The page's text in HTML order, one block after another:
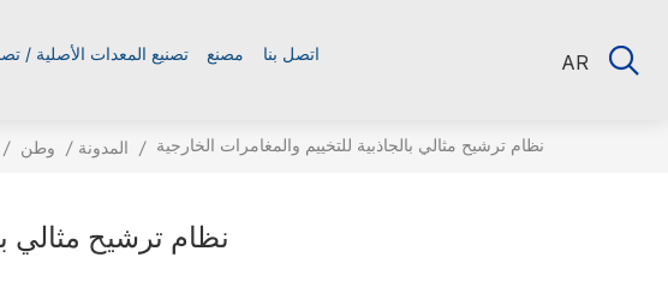
تصنيع المعدات الأصلية / مصنع اتصل بنا AR
/ وطن / المدونة / نظام ترشيح مثالي بالجاذبية للتخييم والمغامرات الخارجية
نظام ترشيح مثالي